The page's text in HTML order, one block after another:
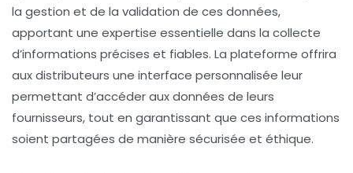
la gestion et de la validation de ces données,
apportant une expertise essentielle dans la collecte
d’informations précises et fiables. La plateforme offrira
aux distributeurs une interface personnalisée leur
permettant d’accéder aux données de leurs
fournisseurs, tout en garantissant que ces informations
soient partagées de manière sécurisée et éthique.